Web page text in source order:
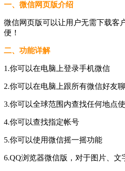
一、微信网页版介绍
微信网页版可以让用户无需下载客
便！
二、功能详解
1.你可以在电脑上登录手机微信
2.你可以在电脑上跟所有微信好友
3.你可以全球范围内查找任何地点
4.你可以查找指定帐号
5.你可以使用微信摇一摇功能
6.QQ浏览器微信版，对于图片、文